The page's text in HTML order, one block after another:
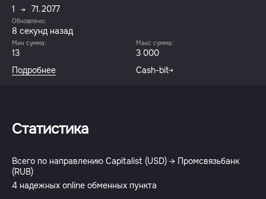
1 71.2077
Обновлено:
8 секунд назад
Мин сумма:
13
Макс сумма:
3 000
Подробнее
Cash-bit
Статистика
Всего по направлению Capitalist (USD) → Промсвязьбанк
(RUB)
4 надежных online обменных пункта